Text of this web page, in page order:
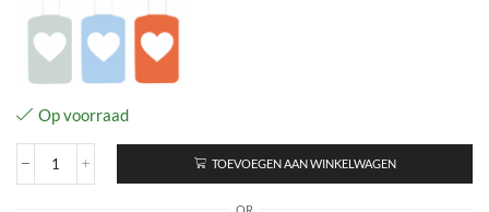
Op voorraad
Texturizing
TOEVOEGEN AAN WINKELWAGEN